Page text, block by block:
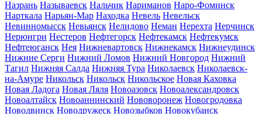
Назрань Называевск Нальчик Нариманов Наро-Фоминск
Нарткала Нарьян-Мар Находка Невель Невельск
Невинномысск Невьянск Нелидово Неман Нерехта Нерчинск
Нерюнгри Нестеров Нефтегорск Нефтекамск Нефтекумск
Нефтеюганск Нея Нижневартовск Нижнекамск Нижнеудинск
Нижние Серги Нижний Ломов Нижний Новгород Нижний
Тагил Нижняя Салда Нижняя Тура Николаевск Николаевск-
на-Амуре Никольск Никольск Никольское Новая Каховка
Новая Ладога Новая Ляля Новоазовск Новоалександровск
Новоалтайск Новоаннинский Нововоронеж Новогродовка
Новодвинск Новодружеск Новозыбков Новокубанск